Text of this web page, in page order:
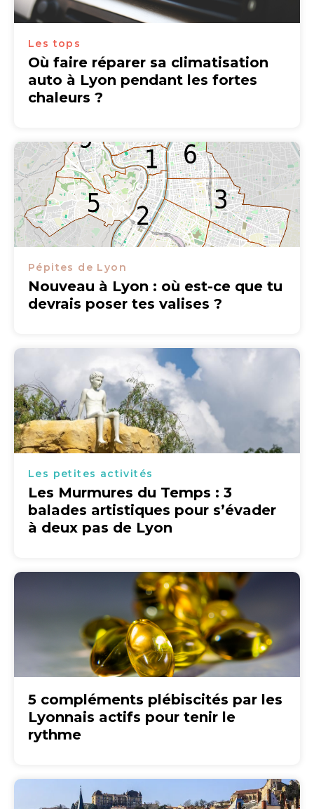
Les tops
Où faire réparer sa climatisation
auto à Lyon pendant les fortes
chaleurs ?
Pépites de Lyon
Nouveau à Lyon : où est-ce que tu
devrais poser tes valises ?
Les petites activités
Les Murmures du Temps : 3
balades artistiques pour s’évader
à deux pas de Lyon
5 compléments plébiscités par les
Lyonnais actifs pour tenir le
rythme